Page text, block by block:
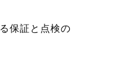
保証と点検の